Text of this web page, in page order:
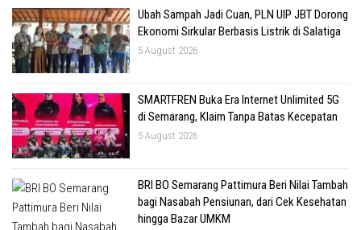
Ubah Sampah Jadi Cuan, PLN UIP JBT Dorong
Ekonomi Sirkular Berbasis Listrik di Salatiga
5 August 2026
SMARTFREN Buka Era Internet Unlimited 5G
di Semarang, Klaim Tanpa Batas Kecepatan
5 August 2026
BRI BO Semarang Pattimura Beri Nilai Tambah
bagi Nasabah Pensiunan, dari Cek Kesehatan
hingga Bazar UMKM